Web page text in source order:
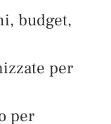
budget,
per
per